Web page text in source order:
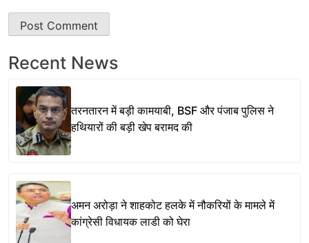
Recent News
तरनतारन में बड़ी कामयाबी, BSF और पंजाब पुलिस ने
हथियारों की बड़ी खेप बरामद की
अमन अरोड़ा ने शाहकोट हलके में नौकरियों के मामले में
कांग्रेसी विधायक लाडी को घेरा